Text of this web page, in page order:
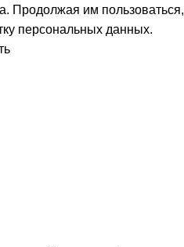
Продолжая им пользоваться,
персональных данных.